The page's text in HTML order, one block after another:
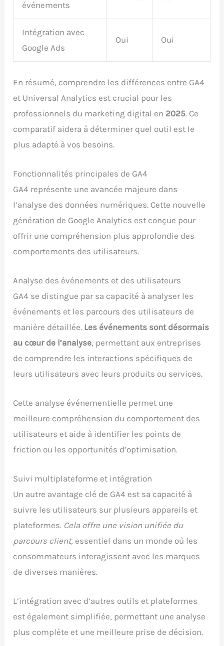
événements
Intégration avec
Google Ads
Oui Oui
En résumé, comprendre les différences entre GA4
et Universal Analytics est crucial pour les
professionnels du marketing digital en 2025. Ce
comparatif aidera à déterminer quel outil est le
plus adapté à vos besoins.
Fonctionnalités principales de GA4
GA4 représente une avancée majeure dans
l’analyse des données numériques. Cette nouvelle
génération de Google Analytics est conçue pour
offrir une compréhension plus approfondie des
comportements des utilisateurs.
Analyse des événements et des utilisateurs
GA4 se distingue par sa capacité à analyser les
événements et les parcours des utilisateurs de
manière détaillée. Les événements sont désormais
au cœur de l’analyse, permettant aux entreprises
de comprendre les interactions spécifiques de
leurs utilisateurs avec leurs produits ou services.
Cette analyse événementielle permet une
meilleure compréhension du comportement des
utilisateurs et aide à identifier les points de
friction ou les opportunités d’optimisation.
Suivi multiplateforme et intégration
Un autre avantage clé de GA4 est sa capacité à
suivre les utilisateurs sur plusieurs appareils et
plateformes. Cela offre une vision unifiée du
parcours client, essentiel dans un monde où les
consommateurs interagissent avec les marques
de diverses manières.
L’intégration avec d’autres outils et plateformes
est également simplifiée, permettant une analyse
plus complète et une meilleure prise de décision.